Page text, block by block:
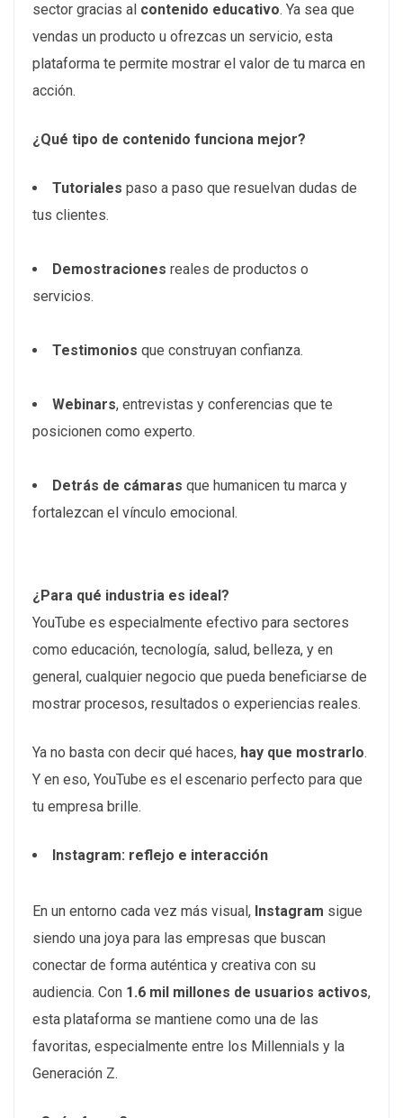
sector gracias al contenido educativo. Ya sea que
vendas un producto u ofrezcas un servicio, esta
plataforma te permite mostrar el valor de tu marca en
acción.
¿Qué tipo de contenido funciona mejor?
Tutoriales paso a paso que resuelvan dudas de
tus clientes.
Demostraciones reales de productos o
servicios.
Testimonios que construyan confianza.
Webinars, entrevistas y conferencias que te
posicionen como experto.
Detrás de cámaras que humanicen tu marca y
fortalezcan el vínculo emocional.
¿Para qué industria es ideal?
YouTube es especialmente efectivo para sectores
como educación, tecnología, salud, belleza, y en
general, cualquier negocio que pueda beneficiarse de
mostrar procesos, resultados o experiencias reales.
Ya no basta con decir qué haces, hay que mostrarlo.
Y en eso, YouTube es el escenario perfecto para que
tu empresa brille.
Instagram: reflejo e interacción
En un entorno cada vez más visual, Instagram sigue
siendo una joya para las empresas que buscan
conectar de forma auténtica y creativa con su
audiencia. Con 1.6 mil millones de usuarios activos,
esta plataforma se mantiene como una de las
favoritas, especialmente entre los Millennials y la
Generación Z.